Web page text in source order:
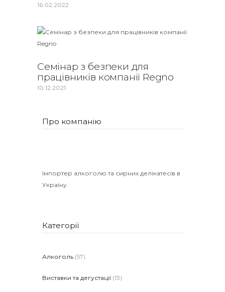
16.02.2022
Семінар з безпеки для
працівників компанії Regno
10.12.2021
Про компанію
Імпортер алкоголю та сирних делікатесів в
Україну.
Категорії
Алкоголь (57)
Виставки та дегустації (13)